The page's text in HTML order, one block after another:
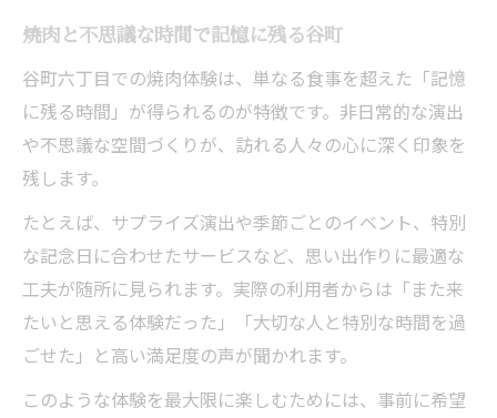
焼肉と不思議な時間で記憶に残る谷町
谷町六丁目での焼肉体験は、単なる食事を超えた「記憶
に残る時間」が得られるのが特徴です。非日常的な演出
や不思議な空間づくりが、訪れる人々の心に深く印象を
残します。
たとえば、サプライズ演出や季節ごとのイベント、特別
な記念日に合わせたサービスなど、思い出作りに最適な
工夫が随所に見られます。実際の利用者からは「また来
たいと思える体験だった」「大切な人と特別な時間を過
ごせた」と高い満足度の声が聞かれます。
このような体験を最大限に楽しむためには、事前に希望